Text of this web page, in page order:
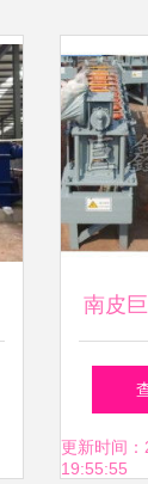
南皮
厂 匠
专业
更新时间
19:55:55